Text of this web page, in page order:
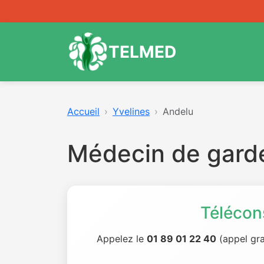
TELMED
Accueil Yvelines Andelu
Médecin de
Appelez le 01 89 01 22 40 (appel